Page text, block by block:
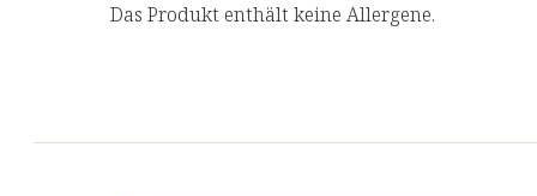
Das Produkt enthält keine Allergene.